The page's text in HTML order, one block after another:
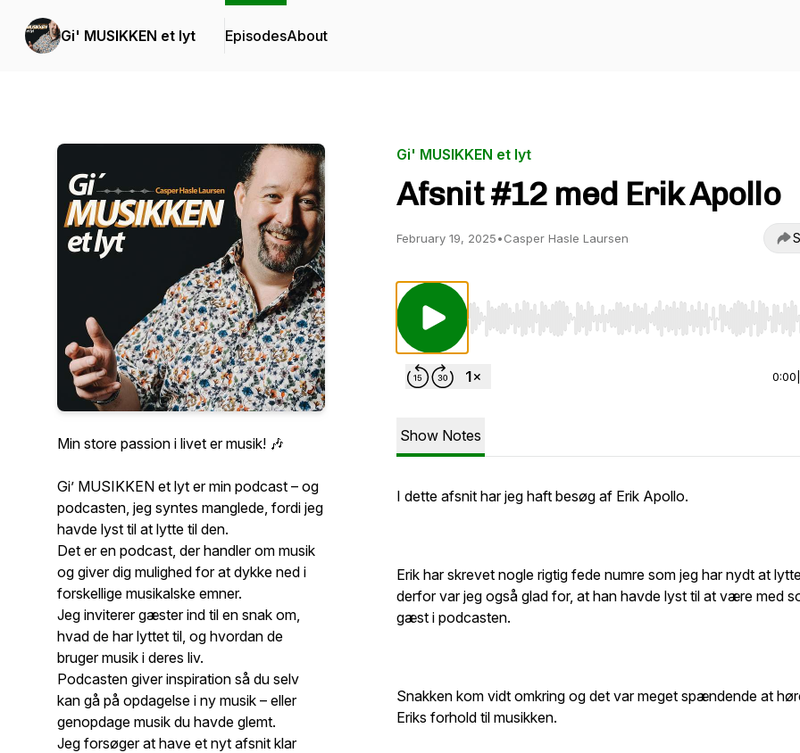
Gi' MUSIKKEN et lyt EpisodesAbout
Min store passion i livet er musik! 🎶
Gi’ MUSIKKEN et lyt er min podcast – og
podcasten, jeg syntes manglede, fordi jeg
havde lyst til at lytte til den.
Det er en podcast, der handler om musik
og giver dig mulighed for at dykke ned i
forskellige musikalske emner.
Jeg inviterer gæster ind til en snak om,
hvad de har lyttet til, og hvordan de
bruger musik i deres liv.
Podcasten giver inspiration så du selv
kan gå på opdagelse i ny musik – eller
genopdage musik du havde glemt.
Jeg forsøger at have et nyt afsnit klar
Gi' MUSIKKEN et lyt
Afsnit #12 med Erik Apollo
February 19, 2025•Casper Hasle Laursen
Use Left/Right to seek, Home/End to jump to start
0:00
Show Notes
I dette afsnit har jeg haft besøg af Erik Apollo.
Erik har skrevet nogle rigtig fede numre som jeg har nydt at
derfor var jeg også glad for, at han havde lyst til at være med
gæst i podcasten.
Snakken kom vidt omkring og det var meget spændende at
Eriks forhold til musikken.